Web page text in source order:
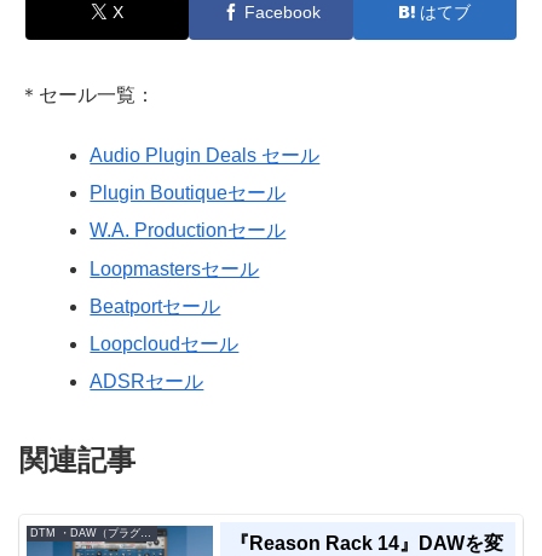
X Facebook はてブ
＊セール一覧：
Audio Plugin Deals セール
Plugin Boutiqueセール
W.A. Productionセール
Loopmastersセール
Beatportセール
Loopcloudセール
ADSRセール
関連記事
DTM ・DAW（プラグイン、シンセなど）のセール情報
『Reason Rack 14』DAWを変